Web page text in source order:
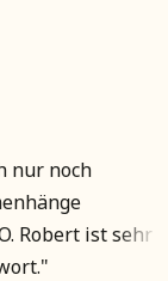
nur noch
Robert ist sehr
"